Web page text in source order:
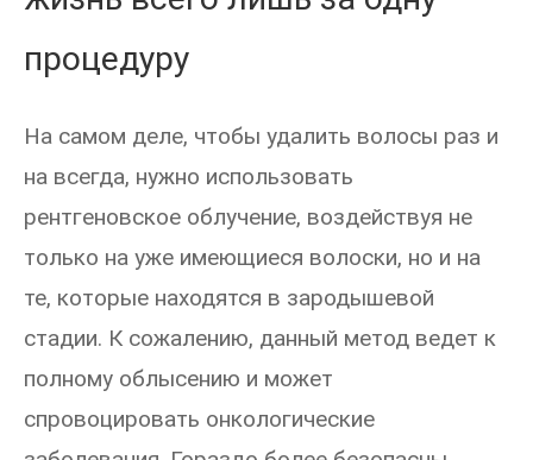
процедуру
На самом деле, чтобы удалить волосы раз и
на всегда, нужно использовать
рентгеновское облучение, воздействуя не
только на уже имеющиеся волоски, но и на
те, которые находятся в зародышевой
стадии. К сожалению, данный метод ведет к
полному облысению и может
спровоцировать онкологические